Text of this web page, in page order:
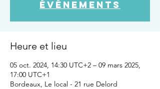
événements
Heure et lieu
05 oct. 2024, 14:30 UTC+2 – 09 mars 2025,
17:00 UTC+1
Bordeaux, Le local - 21 rue Delord